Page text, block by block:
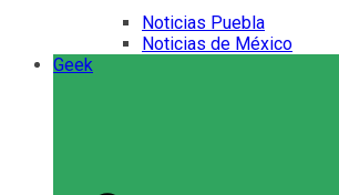
Noticias Puebla
Noticias de México
Geek